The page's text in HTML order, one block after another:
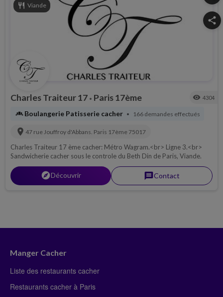
restaurant Viande
share
Charles Traiteur 17 • Paris 17ème visibility 4304
bakery_diningBoulangerie Patisserie cacher • 166 demandes effectués
location_on 47 rue Jouffroy d'Abbans. Paris 17ème 75017
Charles Traiteur 17 ème cacher: Métro Wagram.<br> Ligne 3.<br>
Sandwicherie cacher sous le controle du Beth Din de Paris, Viande.
explorerDécouvrir messageContact
Manger Cacher
Liste des restaurants cacher
Restaurants cacher à Paris